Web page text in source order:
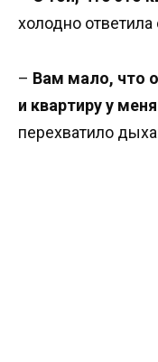
холодно ответила
– Вам мало, что
и квартиру у
перехватило